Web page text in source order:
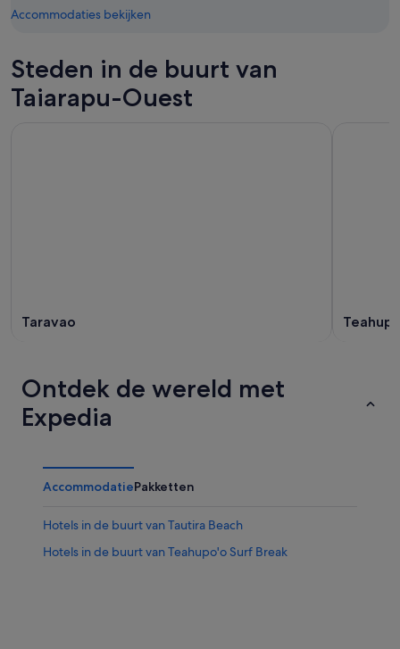
Accommodaties bekijken
Steden in de buurt van
Taiarapu-Ouest
Taravao
Ontdek de wereld met
Expedia
AccommodatiePakketten
Hotels in de buurt van Tautira Beach
Hotels in de buurt van Teahupo'o Surf Break